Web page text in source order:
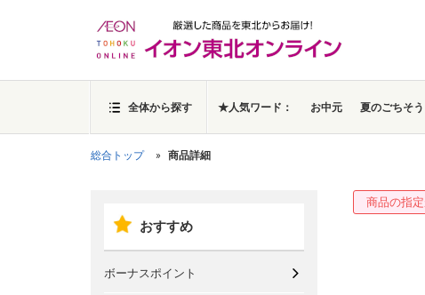
全体から探す ★人気ワード： お中元 夏のごちそう
総合トップ 商品詳細
おすすめ
ボーナスポイント
商品の指